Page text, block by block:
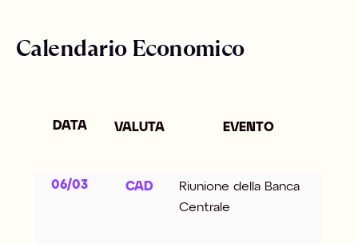
Calendario Economico
DATA VALUTA EVENTO
06/03 CAD
Riunione della Banca
Centrale